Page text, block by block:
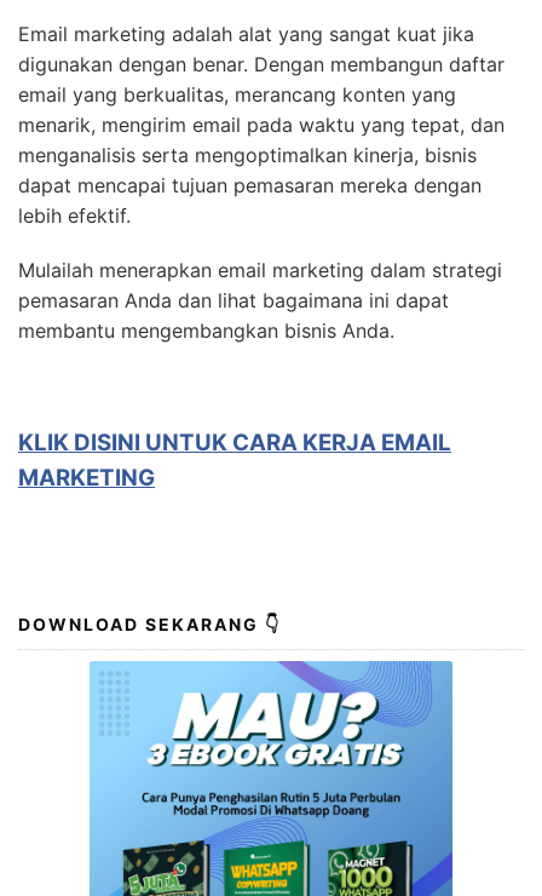
Email marketing adalah alat yang sangat kuat jika
digunakan dengan benar. Dengan membangun daftar
email yang berkualitas, merancang konten yang
menarik, mengirim email pada waktu yang tepat, dan
menganalisis serta mengoptimalkan kinerja, bisnis
dapat mencapai tujuan pemasaran mereka dengan
lebih efektif.
Mulailah menerapkan email marketing dalam strategi
pemasaran Anda dan lihat bagaimana ini dapat
membantu mengembangkan bisnis Anda.
KLIK DISINI UNTUK CARA KERJA EMAIL
MARKETING
DOWNLOAD SEKARANG 👇